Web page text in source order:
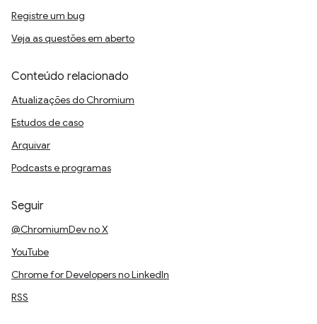
Registre um bug
Veja as questões em aberto
Conteúdo relacionado
Atualizações do Chromium
Estudos de caso
Arquivar
Podcasts e programas
Seguir
@ChromiumDev no X
YouTube
Chrome for Developers no LinkedIn
RSS